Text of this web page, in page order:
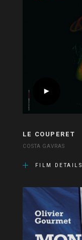
LE COUPERET
COSTA GAVRAS
FILM DETAILS